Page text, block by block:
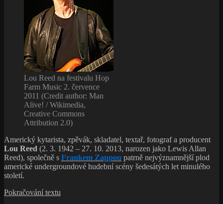
Lou Reed na festivalu Hop
Farm Music 2. července
2011 (Credit author: Man
Alive! / Wikimedia,
Creative Commons
Attribution 2.0)
Americký kytarista, zpěvák, skladatel, textař, fotograf a producent
Lou Reed (2. 3. 1942 – 27. 10. 2013, narozen jako Lewis Allan
Reed), společně s Frankem Zappou patrně nejvýznamnější plod
americké undergroundové hudební scény šedesátých let minulého
století.
Pokračování textu